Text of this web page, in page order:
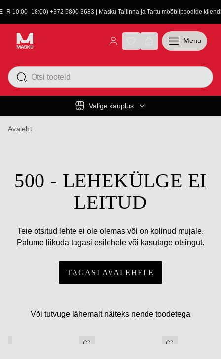
10:00–18:00) +372 5800 3683 | Masku Tallinna ja Tartu mööblipoodide
Valige kauplus
Menu
Avaleht
500 - LEHEKÜLGE EI
LEITUD
Teie otsitud lehte ei ole olemas või on kolinud mujale.
Palume liikuda tagasi esilehele või kasutage otsingut.
TAGASI AVALEHELE
Või tutvuge lähemalt näiteks nende toodetega